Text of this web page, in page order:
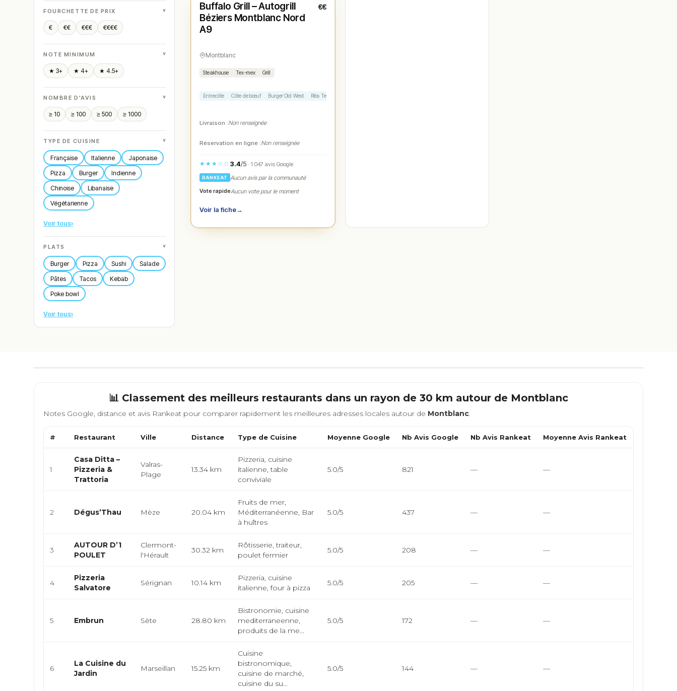
FOURCHETTE DE PRIX ˅
€ €€ €€€ €€€€
NOTE MINIMUM ˅
★ 3+ ★ 4+ ★ 4.5+
NOMBRE D'AVIS ˅
≥ 10 ≥ 100 ≥ 500 ≥ 1000
TYPE DE CUISINE ˅
Française Italienne
Japonaise
Pizza
Burger
Indienne
Chinoise
Libanaise
Végétarienne
Voir tous›
PLATS ˅
Burger Pizza Sushi
Salade
Pâtes
Tacos
Kebab
Poke bowl
Voir tous›
★ N° 1
Buffalo Grill – Autogrill
Béziers Montblanc Nord
A9
€€
Montblanc
Steakhouse Tex-mex Grill
Entrecôte Côte de bœuf Burger Old West Ribs Texas
Livraison :Non renseignée
Réservation en ligne :Non renseignée
★★★☆☆ 3.4/5· 1 047 avis Google
RANKEAT
Aucun avis par la communauté
Vote rapideAucun vote pour le moment
Voir la fiche→
📊 Classement des meilleurs restaurants dans un rayon de 30 km autour de Montblanc
Notes Google, distance et avis Rankeat pour comparer rapidement les meilleures adresses locales autour de Montblanc.
# Restaurant Ville Distance Type de Cuisine Moyenne Google Nb Avis Google Nb Avis Rankeat Moyenne Avis Rankeat
1
Casa Ditta –
Pizzeria &
Trattoria
Valras-
Plage
13.34 km
Pizzeria, cuisine
italienne, table
conviviale
5.0/5 821 — —
2 Dégus’Thau Mèze 20.04 km
Fruits de mer,
Méditerranéenne, Bar
à huîtres
5.0/5 437 — —
3
AUTOUR D’1
POULET
Clermont-
l'Hérault
30.32 km
Rôtisserie, traiteur,
poulet fermier
5.0/5 208 — —
4
Pizzeria
Salvatore
Sérignan 10.14 km
Pizzeria, cuisine
italienne, four à pizza
5.0/5 205 — —
5 Embrun Sète 28.80 km
Bistronomie, cuisine
mediterraneenne,
produits de la me...
5.0/5 172 — —
6
La Cuisine du
Jardin
Marseillan 15.25 km
Cuisine
bistronomique,
cuisine de marché,
cuisine du su...
5.0/5 144 — —